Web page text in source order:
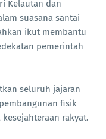
Kelautan dan
suasana santai
ikut membantu
pemerintah
seluruh jajaran
fisik
rakyat.